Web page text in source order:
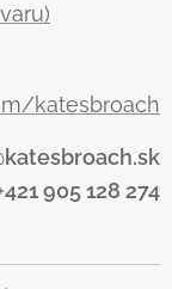
katesbroach
905 128 274